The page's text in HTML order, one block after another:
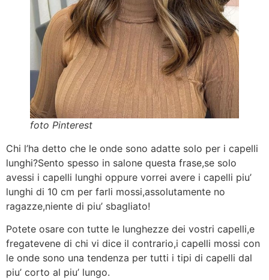
foto Pinterest
Chi l’ha detto che le onde sono adatte solo per i capelli
lunghi?Sento spesso in salone questa frase,se solo
avessi i capelli lunghi oppure vorrei avere i capelli piu’
lunghi di 10 cm per farli mossi,assolutamente no
ragazze,niente di piu’ sbagliato!
Potete osare con tutte le lunghezze dei vostri capelli,e
fregatevene di chi vi dice il contrario,i capelli mossi con
le onde sono una tendenza per tutti i tipi di capelli dal
piu’ corto al piu’ lungo.